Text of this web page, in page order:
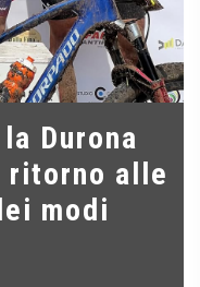
Durona
ritorno alle
modi